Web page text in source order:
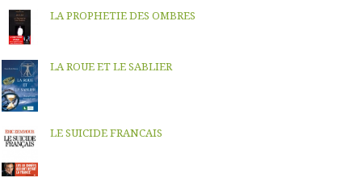
LA PROPHETIE DES OMBRES
LA ROUE ET LE SABLIER
LE SUICIDE FRANCAIS